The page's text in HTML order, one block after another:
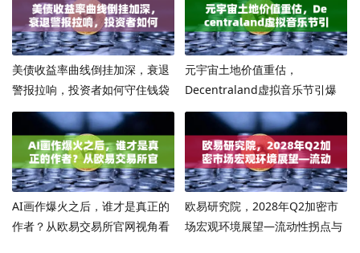
美债收益率曲线倒挂加深，衰退
警报拉响，投资者如何守住钱袋
子？
元宇宙土地价值重估，
Decentraland虚拟音乐节引爆
数字地产新浪潮
AI画作爆火之后，谁才是真正的
作者？从欧易交易所官网视角看
欧易研究院，2028年Q2加密市
场宏观环境展望—流动性拐点与